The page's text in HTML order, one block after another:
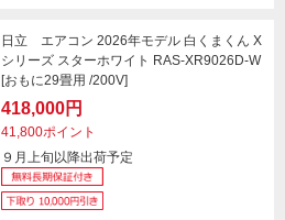
日立 エアコン 2026年モデル 白くまくん X
シリーズ スターホワイト RAS-XR9026D-W
[おもに29畳用 /200V]
418,000円
41,800ポイント
９月上旬以降出荷予定